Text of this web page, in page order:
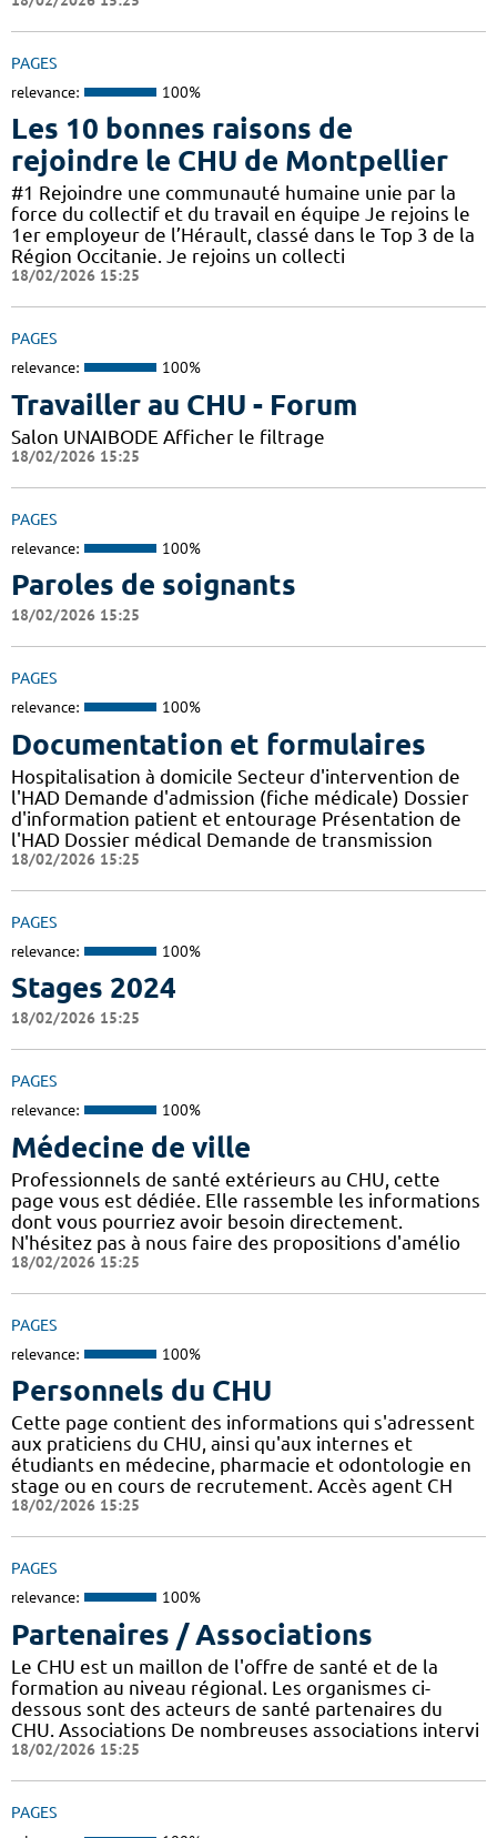
PAGES
relevance: 100%
Les 10 bonnes raisons de
rejoindre le CHU de Montpellier
#1 Rejoindre une communauté humaine unie par la
force du collectif et du travail en équipe Je rejoins le
1er employeur de l’Hérault, classé dans le Top 3 de la
Région Occitanie. Je rejoins un collecti
18/02/2026 15:25
PAGES
relevance: 100%
Travailler au CHU - Forum
Salon UNAIBODE Afficher le filtrage
18/02/2026 15:25
PAGES
relevance: 100%
Paroles de soignants
18/02/2026 15:25
PAGES
relevance: 100%
Documentation et formulaires
Hospitalisation à domicile Secteur d'intervention de
l'HAD Demande d'admission (fiche médicale) Dossier
d'information patient et entourage Présentation de
l'HAD Dossier médical Demande de transmission
18/02/2026 15:25
PAGES
relevance: 100%
Stages 2024
18/02/2026 15:25
PAGES
relevance: 100%
Médecine de ville
Professionnels de santé extérieurs au CHU, cette
page vous est dédiée. Elle rassemble les informations
dont vous pourriez avoir besoin directement.
N'hésitez pas à nous faire des propositions d'amélio
18/02/2026 15:25
PAGES
relevance: 100%
Personnels du CHU
Cette page contient des informations qui s'adressent
aux praticiens du CHU, ainsi qu'aux internes et
étudiants en médecine, pharmacie et odontologie en
stage ou en cours de recrutement. Accès agent CH
18/02/2026 15:25
PAGES
relevance: 100%
Partenaires / Associations
Le CHU est un maillon de l'offre de santé et de la
formation au niveau régional. Les organismes ci-
dessous sont des acteurs de santé partenaires du
CHU. Associations De nombreuses associations intervi
18/02/2026 15:25
PAGES